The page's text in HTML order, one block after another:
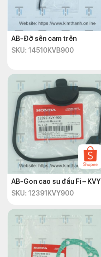
AB-Đỡ sên cam trên
SKU: 14510KVB900
AB-Gon cao su đầu Fi – KVY
SKU: 12391KVY900